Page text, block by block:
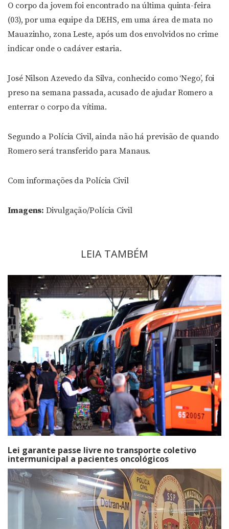
O corpo da jovem foi encontrado na última quinta-feira
(03), por uma equipe da DEHS, em uma área de mata no
Mauazinho, zona Leste, após um dos envolvidos no crime
indicar onde o cadáver estaria.
José Nilson Azevedo da Silva, conhecido como ‘Nego’, foi
preso na semana passada, acusado de ajudar Romero a
enterrar o corpo da vítima.
Segundo a Polícia Civil, ainda não há previsão de quando
Romero será transferido para Manaus.
Com informações da Polícia Civil
Imagens: Divulgação/Polícia Civil
LEIA TAMBÉM
Lei garante passe livre no transporte coletivo
intermunicipal a pacientes oncológicos